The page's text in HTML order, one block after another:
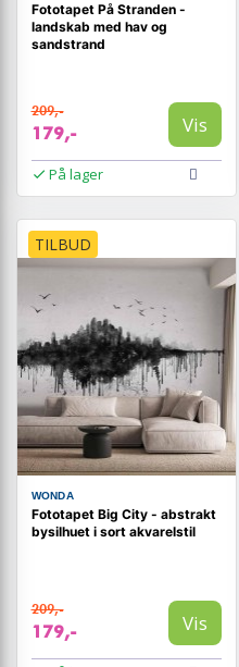
Fototapet På Stranden -
landskab med hav og
sandstrand
209,-
179,- Vis
På lager
TILBUD
WONDA
Fototapet Big City - abstrakt
bysilhuet i sort akvarelstil
209,-
179,- Vis